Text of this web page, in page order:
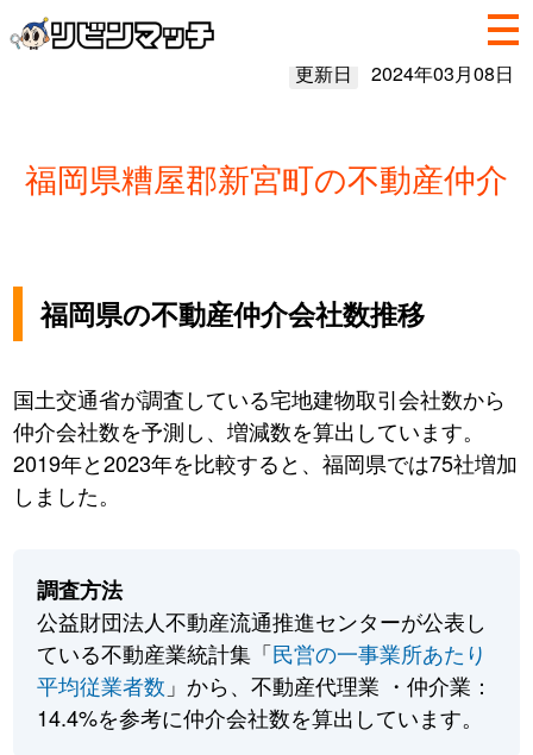
更新日 2024年03月08日
福岡県糟屋郡新宮町の不動産仲介
福岡県の不動産仲介会社数推移
国土交通省が調査している宅地建物取引会社数から
仲介会社数を予測し、増減数を算出しています。
2019年と2023年を比較すると、福岡県では75社増加
しました。
調査方法
公益財団法人不動産流通推進センターが公表し
ている不動産業統計集「民営の一事業所あたり
平均従業者数 」から、不動産代理業 ・仲介業：
14.4%を参考に仲介会社数を算出しています。